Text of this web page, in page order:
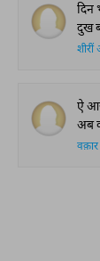
दिन
दुख
ऐ
अब